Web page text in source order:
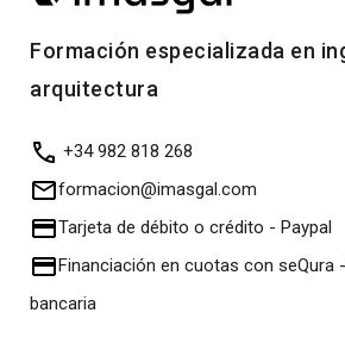
Formación especializada en
arquitectura
+34 982 818 268
formacion@imasgal.com
Tarjeta de débito o crédito - Paypal
Financiación en cuotas con seQura -
bancaria